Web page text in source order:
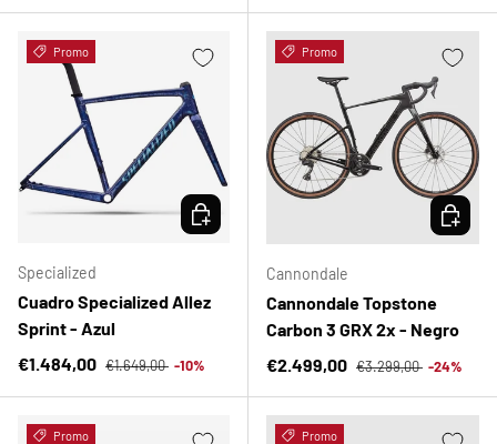
Promo
Specialized
Cuadro Specialized Allez
Sprint - Azul
Precio de venta
€1.484,00 Precio normal
€1.649,00 -10%
ELEGIR OPCIONES
Promo
Cannondale
Cannondale Topstone
Carbon 3 GRX 2x - Negro
Precio de venta
€2.499,00 Precio normal
€3.299,00 -24%
ELEGIR
Promo Promo